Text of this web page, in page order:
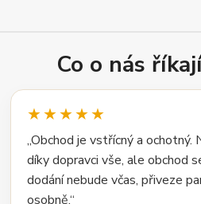
Co o nás
★★★★★
„Obchod je vstřícný a ochotný.
díky dopravci vše, ale obchod
dodání nebude včas, přiveze
osobně.“